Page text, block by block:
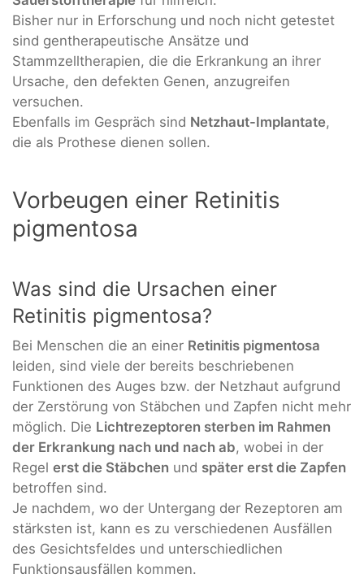
Bisher nur in Erforschung und noch nicht getestet
sind gentherapeutische Ansätze und
Stammzelltherapien, die die Erkrankung an ihrer
Ursache, den defekten Genen, anzugreifen
versuchen.
Ebenfalls im Gespräch sind Netzhaut-Implantate,
die als Prothese dienen sollen.
Vorbeugen einer Retinitis
pigmentosa
Was sind die Ursachen einer
Retinitis pigmentosa?
Bei Menschen die an einer Retinitis pigmentosa
leiden, sind viele der bereits beschriebenen
Funktionen des Auges bzw. der Netzhaut aufgrund
der Zerstörung von Stäbchen und Zapfen nicht mehr
möglich. Die Lichtrezeptoren sterben im Rahmen
der Erkrankung nach und nach ab, wobei in der
Regel erst die Stäbchen und später erst die Zapfen
betroffen sind.
Je nachdem, wo der Untergang der Rezeptoren am
stärksten ist, kann es zu verschiedenen Ausfällen
des Gesichtsfeldes und unterschiedlichen
Funktionsausfällen kommen.